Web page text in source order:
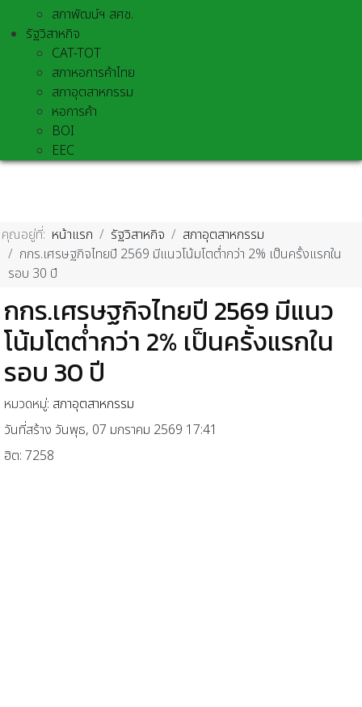
สภาพัฒน์ฯ สศช.
รัฐวิสาหกิจ
CAT-TOT
สภาหอการค้าไทย
สภาอุตสาหกรรม
หอการค้า
BOI
EEC
คุณอยู่ที่: หน้าแรก รัฐวิสาหกิจ
สภาอุตสาหกรรม
กกร.เศรษฐกิจไทยปี 2569 มีแนวโน้มโตต่ำกว่า 2% เป็นครั้งแรกใน
รอบ 30 ปี
กกร.เศรษฐกิจไทยปี 2569 มีแนว
โน้มโตต่ำกว่า 2% เป็นครั้งแรกใน
รอบ 30 ปี
หมวดหมู่: สภาอุตสาหกรรม
วันที่สร้าง วันพุธ, 07 มกราคม 2569 17:41
ฮิต: 7258